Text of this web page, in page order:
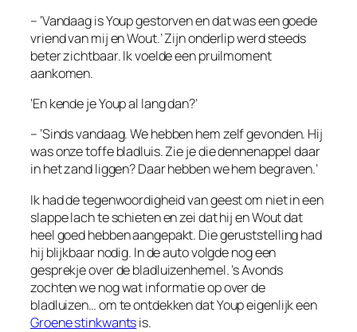
– ‘Vandaag is Youp gestorven en dat was een goede
vriend van mij en Wout.’ Zijn onderlip werd steeds
beter zichtbaar. Ik voelde een pruilmoment
aankomen.
‘En kende je Youp al lang dan?’
– ‘Sinds vandaag. We hebben hem zelf gevonden. Hij
was onze toffe bladluis. Zie je die dennenappel daar
in het zand liggen? Daar hebben we hem begraven.’
Ik had de tegenwoordigheid van geest om niet in een
slappe lach te schieten en zei dat hij en Wout dat
heel goed hebben aangepakt. Die geruststelling had
hij blijkbaar nodig. In de auto volgde nog een
gesprekje over de bladluizenhemel. ’s Avonds
zochten we nog wat informatie op over de
bladluizen… om te ontdekken dat Youp eigenlijk een
Groene stinkwantsis.